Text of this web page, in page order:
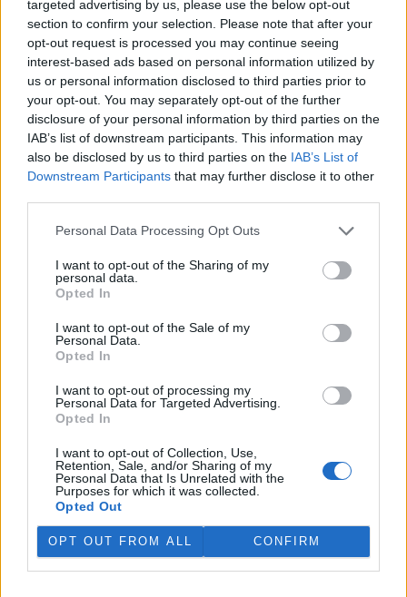
targeted advertising by us, please use the below opt-out
section to confirm your selection. Please note that after your
opt-out request is processed you may continue seeing
interest-based ads based on personal information utilized by
us or personal information disclosed to third parties prior to
your opt-out. You may separately opt-out of the further
disclosure of your personal information by third parties on the
IAB’s list of downstream participants. This information may
also be disclosed by us to third parties on the IAB’s List of
Downstream Participants that may further disclose it to other
Personal Data Processing Opt Outs
I want to opt-out of the Sharing of my
personal data.
Opted In
I want to opt-out of the Sale of my
Personal Data.
Opted In
I want to opt-out of processing my
Personal Data for Targeted Advertising.
Opted In
I want to opt-out of Collection, Use,
Retention, Sale, and/or Sharing of my
Personal Data that Is Unrelated with the
Purposes for which it was collected.
Opted Out
OPT OUT FROM ALL CONFIRM
Policii ČR podnět pro podezření ze spáchání trestného
činu.
Ministr průmyslu a obchodu Karel Havlíček (ANO) minulý
týden řekl, že současné tresty za týrání zvířat jsou mírné, a
vládní koalice proto navrhuje zvýšení trestů i sankcí.
Současný zákon na ochranu zvířat proti týrání definuje
týrání jako jednání, které zvířeti způsobuje bolest, utrpení
či poškození zdraví. Stanovuje pokuty i tresty pro
pachatele.